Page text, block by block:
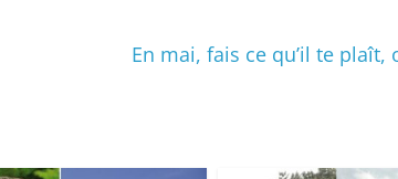
En mai, fais ce qu’il te plaît,